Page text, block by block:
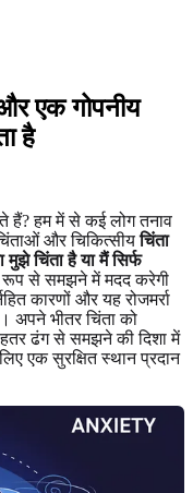
एक गोपनीय
है
हैं? हम में से कई लोग तनाव
और चिकित्सीयचिंता
मुझे चिंता है या मैं सिर्फ
रूप से समझने में मदद करेगी
कारणों और यह रोजमर्रा
अपने भीतर चिंता को
ढंग से समझने की दिशा में
एक सुरक्षित स्थान प्रदान